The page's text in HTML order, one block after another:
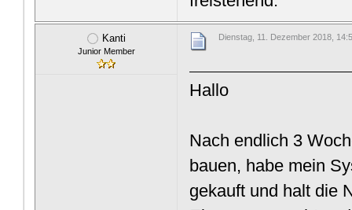
Kanti
Junior Member
Dienstag, 11. Dezember 2018,
Hallo
Nach endlich 3
bauen, habe mein
gekauft und halt die